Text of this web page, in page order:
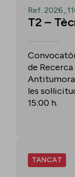
Ref.
T2 –
de Recerca
les
15:00 h.
TANCAT